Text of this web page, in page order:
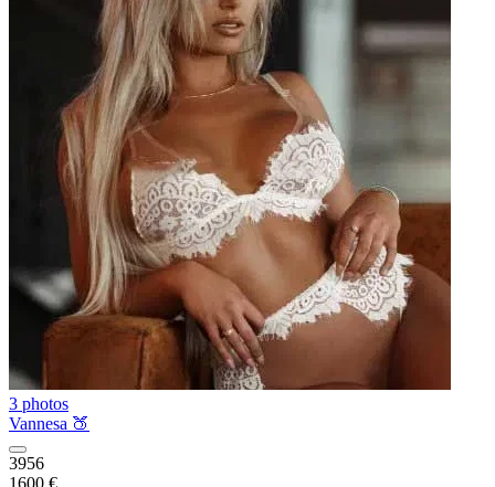
3 photos
Vannesa 🍑
3956
1600 €